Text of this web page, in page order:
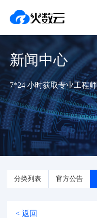
新闻中心
7*24 小时获取专业工程
分类列表 官方公告
< 返回